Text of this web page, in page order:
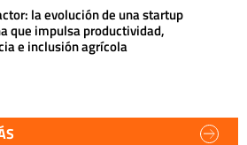
la evolución de una startup
que impulsa productividad,
e inclusión agrícola